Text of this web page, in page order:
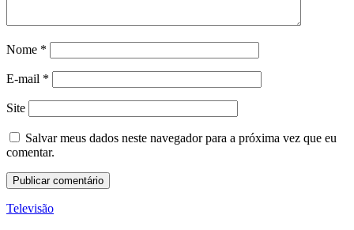
Nome *
E-mail *
Site
Salvar meus dados neste navegador para a próxima vez que eu
comentar.
Televisão